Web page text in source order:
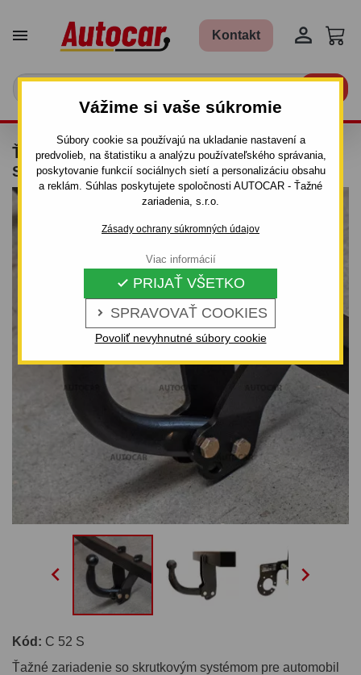
Vážime si vaše súkromie
Súbory cookie sa používajú na ukladanie nastavení a
predvolieb, na štatistiku a analýzu používateľského správania,
poskytovanie funkcií sociálnych sietí a personalizáciu obsahu
a reklám. Súhlas poskytujete spoločnosti AUTOCAR - Ťažné
zariadenia, s.r.o.
Zásady ochrany súkromných údajov
 SPRAVOVAŤ COOKIES
 PRIJAŤ VŠETKO
Povoliť nevyhnutné súbory cookie
Viac informácií
 Kontakt 
ŤAŽNÉ ZARIADENIE PRE FORD FIESTA -
SKRUTKOVÝ SYSTÉM
 
Kód: C 52 S
Ťažné zariadenie so skrutkovým systémom pre automobil